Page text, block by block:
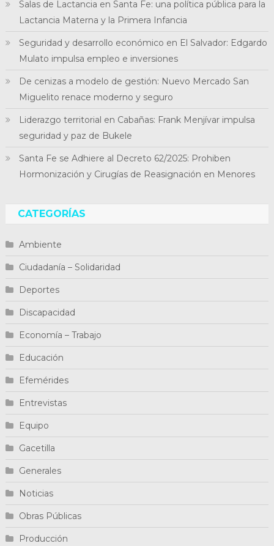
Salas de Lactancia en Santa Fe: una política pública para la
Lactancia Materna y la Primera Infancia
Seguridad y desarrollo económico en El Salvador: Edgardo
Mulato impulsa empleo e inversiones
De cenizas a modelo de gestión: Nuevo Mercado San
Miguelito renace moderno y seguro
Liderazgo territorial en Cabañas: Frank Menjívar impulsa
seguridad y paz de Bukele
Santa Fe se Adhiere al Decreto 62/2025: Prohiben
Hormonización y Cirugías de Reasignación en Menores
CATEGORÍAS
Ambiente
Ciudadanía – Solidaridad
Deportes
Discapacidad
Economía – Trabajo
Educación
Efemérides
Entrevistas
Equipo
Gacetilla
Generales
Noticias
Obras Públicas
Producción